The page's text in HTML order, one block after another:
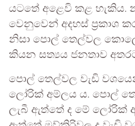
යටතේ අළෙවි කළ හැකිය.
වෙනුවෙන් අදහස්
නිසා පොල් තෙල්වල
කියන සත්‍යය ජනතාව
පොල් තෙල්වල වැඩි
ලෝරික් අම්ලය ය. පොල්
ලැබී ඇත්තේ ද මේ ලෝරික්